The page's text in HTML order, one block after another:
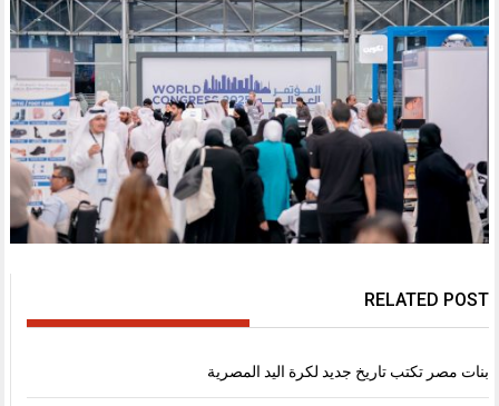
RELATED POST
بنات مصر تكتب تاريخ جديد لكرة اليد المصرية